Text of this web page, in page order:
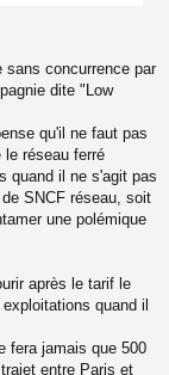
sans concurrence par
dite "Low
qu'il ne faut pas
le réseau ferré
quand il ne s'agit pas
SNCF réseau, soit
une polémique
après le tarif le
quand il
fera jamais que 500
entre Paris et